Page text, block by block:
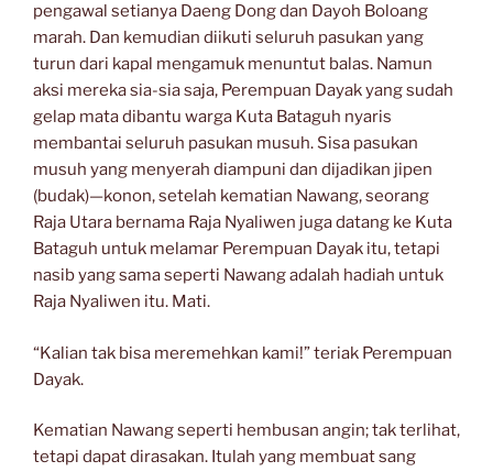
pengawal setianya Daeng Dong dan Dayoh Boloang
marah. Dan kemudian diikuti seluruh pasukan yang
turun dari kapal mengamuk menuntut balas. Namun
aksi mereka sia-sia saja, Perempuan Dayak yang sudah
gelap mata dibantu warga Kuta Bataguh nyaris
membantai seluruh pasukan musuh. Sisa pasukan
musuh yang menyerah diampuni dan dijadikan jipen
(budak)—konon, setelah kematian Nawang, seorang
Raja Utara bernama Raja Nyaliwen juga datang ke Kuta
Bataguh untuk melamar Perempuan Dayak itu, tetapi
nasib yang sama seperti Nawang adalah hadiah untuk
Raja Nyaliwen itu. Mati.
“Kalian tak bisa meremehkan kami!” teriak Perempuan
Dayak.
Kematian Nawang seperti hembusan angin; tak terlihat,
tetapi dapat dirasakan. Itulah yang membuat sang